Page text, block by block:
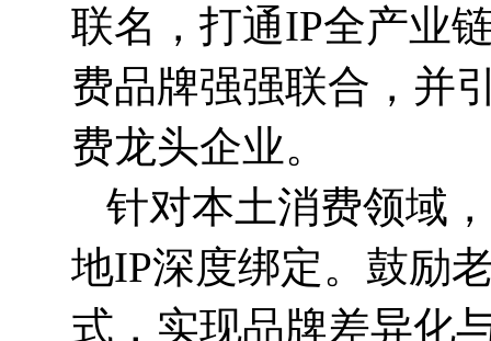
联名，打通IP全产业
费品牌强强联合，并
费龙头企业。
针对本土消费领域
地IP深度绑定。鼓励
式，实现品牌差异化